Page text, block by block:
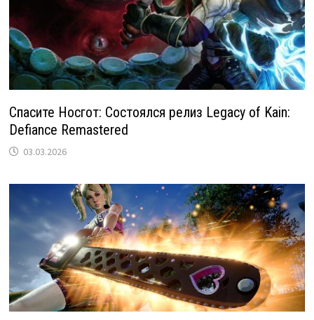
Спасите Носгот: Состоялся релиз Legacy of Kain:
Defiance Remastered
03.03.2026